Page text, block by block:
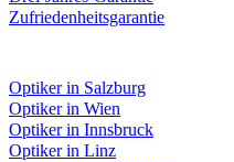
Zufriedenheitsgarantie
Optiker in Salzburg
Optiker in Wien
Optiker in Innsbruck
Optiker in Linz